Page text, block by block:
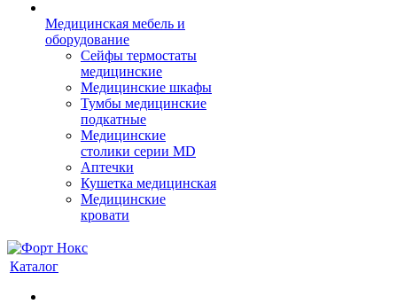
Медицинская мебель и
оборудование
Сейфы термостаты
медицинские
Медицинские шкафы
Тумбы медицинские
подкатные
Медицинские
столики серии MD
Аптечки
Кушетка медицинская
Медицинские
кровати
Каталог